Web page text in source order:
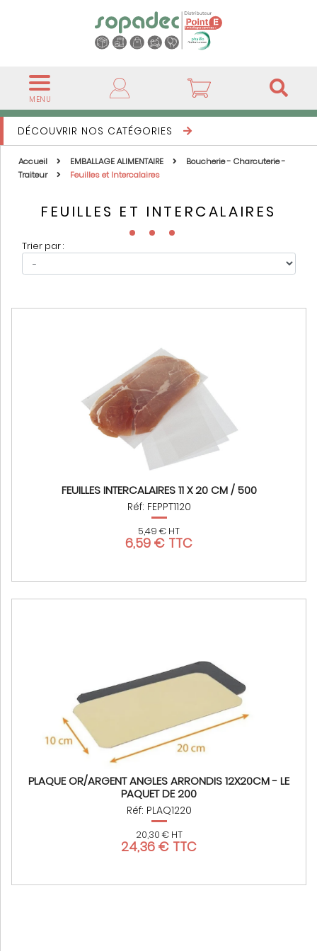
MENU
DÉCOUVRIR NOS CATÉGORIES
Accueil EMBALLAGE ALIMENTAIRE
Boucherie - Charcuterie -
Traiteur
Feuilles et Intercalaires
FEUILLES ET INTERCALAIRES
Trier par :
FEUILLES INTERCALAIRES 11 X 20 CM / 500
Réf: FEPPT1120
5,49 € HT
6,59 € TTC
PLAQUE OR/ARGENT ANGLES ARRONDIS 12X20CM - LE
PAQUET DE 200
Réf: PLAQ1220
20,30 € HT
24,36 € TTC